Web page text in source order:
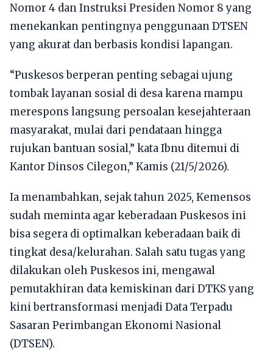
Nomor 4 dan Instruksi Presiden Nomor 8 yang
menekankan pentingnya penggunaan DTSEN
yang akurat dan berbasis kondisi lapangan.
“Puskesos berperan penting sebagai ujung
tombak layanan sosial di desa karena mampu
merespons langsung persoalan kesejahteraan
masyarakat, mulai dari pendataan hingga
rujukan bantuan sosial,” kata Ibnu ditemui di
Kantor Dinsos Cilegon,” Kamis (21/5/2026).
Ia menambahkan, sejak tahun 2025, Kemensos
sudah meminta agar keberadaan Puskesos ini
bisa segera di optimalkan keberadaan baik di
tingkat desa/kelurahan. Salah satu tugas yang
dilakukan oleh Puskesos ini, mengawal
pemutakhiran data kemiskinan dari DTKS yang
kini bertransformasi menjadi Data Terpadu
Sasaran Perimbangan Ekonomi Nasional
(DTSEN).